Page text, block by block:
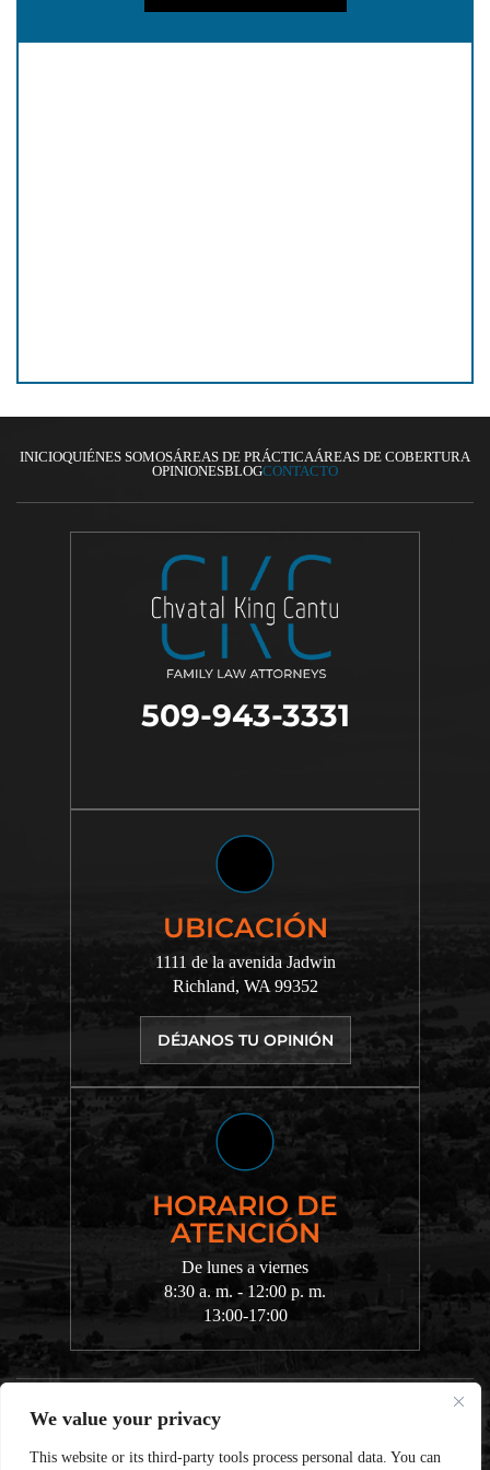
We value your privacy
This website or its third-party tools process personal data. You can
INICIOQUIÉNES SOMOSÁREAS DE PRÁCTICAÁREAS DE COBERTURA
OPINIONESBLOGCONTACTO
UBICACIÓN
1111 de la avenida Jadwin
Richland, WA 99352
DÉJANOS TU OPINIÓN
509-943-3331
HORARIO DE
ATENCIÓN
De lunes a viernes
8:30 a. m. - 12:00 p. m.
13:00-17:00
© 2026 Chvatal King Cantu Law • Todos los derechos reservados.
Aviso legal | Mapa del sitio
digital por: